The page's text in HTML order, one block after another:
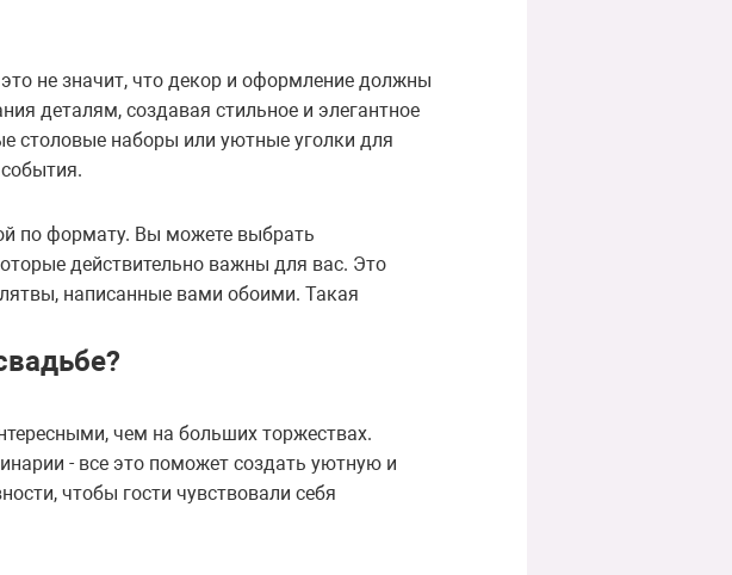
не значит, что декор и оформление должны
деталям, создавая стильное и элегантное
столовые наборы или уютные уголки для
по формату. Вы можете выбрать
действительно важны для вас. Это
написанные вами обоими. Такая
чем на больших торжествах.
- все это поможет создать уютную и
чтобы гости чувствовали себя